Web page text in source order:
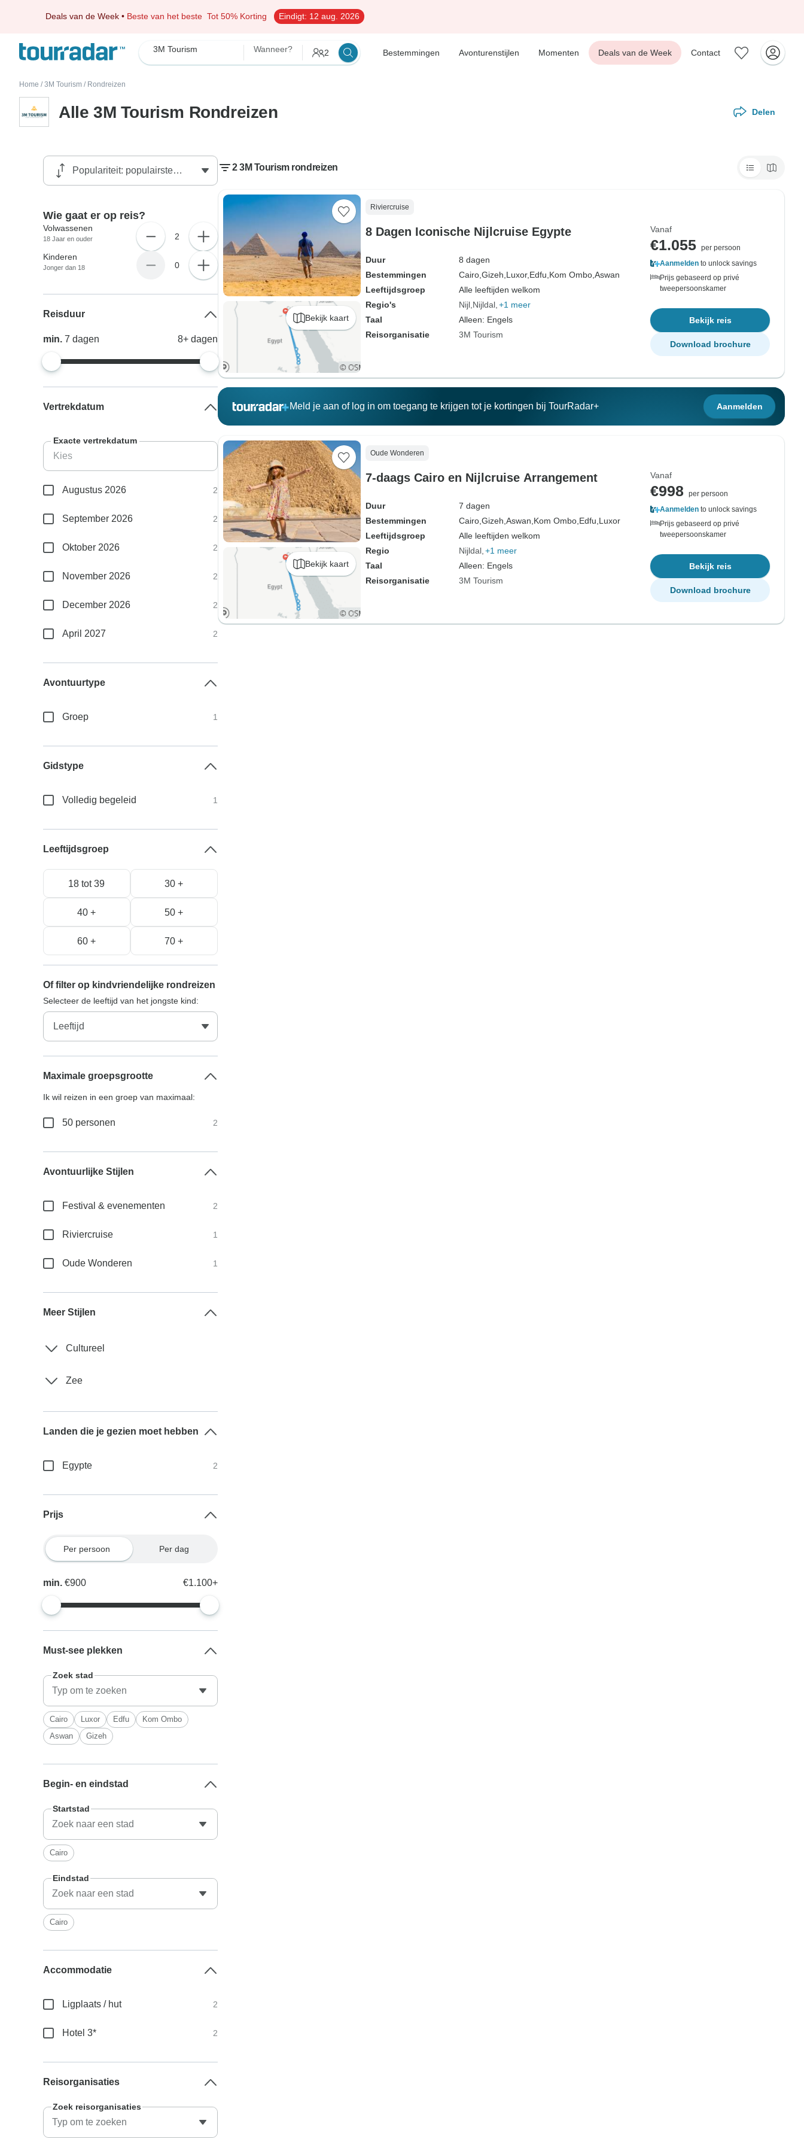
Deals van de Week • Beste van het beste Tot 50% Korting Eindigt: 12 aug. 2026
3M Tourism Wanneer? 2 Bestemmingen Avonturenstijlen Momenten Deals van de Week Contact
Home / 3M Tourism / Rondreizen
Alle 3M Tourism Rondreizen Delen
2 3M Tourism rondreizen
Bekijk kaart
Riviercruise
8 Dagen Iconische Nijlcruise Egypte
Duur
8 dagen
Bestemmingen
Cairo, Gizeh, Luxor, Edfu, Kom Ombo, Aswan
Leeftijdsgroep
Alle leeftijden welkom
Regio's
Nijl Nijldal +1 meer
Taal
Alleen: Engels
Reisorganisatie
3M Tourism
Vanaf
€1.055 per persoon
Aanmelden to unlock savings
Prijs gebaseerd op privé
tweepersoonskamer
Bekijk reis
Download brochure
Meld je aan of log in om toegang te krijgen tot je kortingen bij TourRadar+ Aanmelden
Bekijk kaart
Oude Wonderen
7-daags Cairo en Nijlcruise Arrangement
Duur
7 dagen
Bestemmingen
Cairo, Gizeh, Aswan, Kom Ombo, Edfu, Luxor
Leeftijdsgroep
Alle leeftijden welkom
Regio
Nijldal +1 meer
Taal
Alleen: Engels
Reisorganisatie
3M Tourism
Vanaf
€998
per persoon
Aanmelden to unlock savings
Prijs gebaseerd op privé
tweepersoonskamer
Bekijk reis
Download brochure
Wie gaat er op reis?
Volwassenen
18 Jaar en ouder 2
Kinderen
Jonger dan 18 0
Reisduur
min.7dagen 8+ dagen
Vertrekdatum
Exacte vertrekdatum
Augustus 2026 2
September 2026 2
Oktober 2026 2
November 2026 2
December 2026 2
April 2027 2
Avontuurtype
Groep 1
Gidstype
Volledig begeleid 1
Leeftijdsgroep
18 tot 39 30 +
40 + 50 +
60 + 70 +
Of filter op kindvriendelijke rondreizen
Selecteer de leeftijd van het jongste kind:
Maximale groepsgrootte
Ik wil reizen in een groep van maximaal:
50 personen 2
Avontuurlijke Stijlen
Festival & evenementen 2
Riviercruise 1
Oude Wonderen 1
Meer Stijlen
Cultureel
Zee
Landen die je gezien moet hebben
Egypte 2
Prijs
Per persoon Per dag
min.€900 €1.100+
Must-see plekken
Zoek stad
Cairo Luxor Edfu
Kom Ombo
Aswan
Gizeh
Begin- en eindstad
Startstad
Cairo
Eindstad
Cairo
Accommodatie
Ligplaats / hut 2
Hotel 3* 2
Reisorganisaties
Zoek reisorganisaties